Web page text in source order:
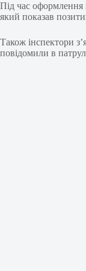
Під час оформлення
який показав
Також інспектори
повідомили в